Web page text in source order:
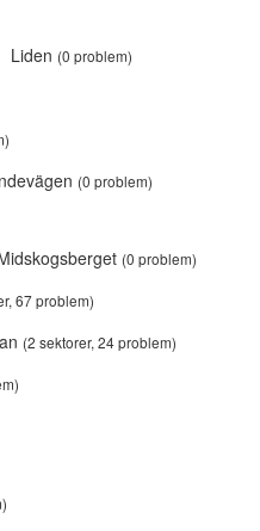
Liden (0 problem)
(0 problem)
(0 problem)
67 problem)
(2 sektorer, 24 problem)